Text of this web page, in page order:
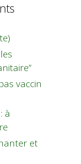
vaccin
à
et